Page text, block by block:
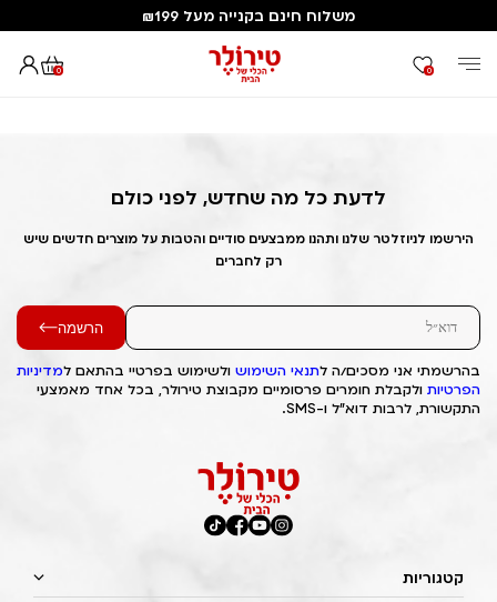
משלוח חינם בקנייה מעל ₪199
0 0
דף הבית Out of Stock Alert 2025/04/10 1744313527
לדעת כל מה שחדש, לפני כולם
הירשמו לניוזלטר שלנו ותהנו ממבצעים סודיים והטבות על מוצרים חדשים שיש
רק לחברים
הרשמה
בהרשמתי אני מסכים/ה לתנאי השימוש ולשימוש בפרטיי בהתאם למדיניות
הפרטיות ולקבלת חומרים פרסומיים מקבוצת טירולר, בכל אחד מאמצעי
התקשורת, לרבות דוא"ל ו-SMS.
קטגוריות